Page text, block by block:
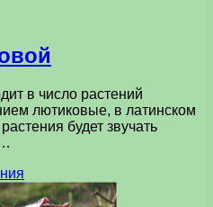
в число растений
лютиковые, в латинском
будет звучать